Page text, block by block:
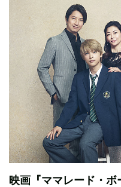
映画『ママレード・